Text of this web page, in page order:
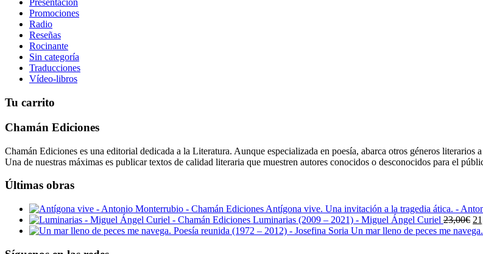
Presentación
Promociones
Radio
Reseñas
Rocinante
Sin categoría
Traducciones
Vídeo-libros
Tu carrito
Chamán Ediciones
Chamán Ediciones es una editorial dedicada a la Literatura. Aunque especializada en poesía, abarca otros géneros literarios
Una de nuestras máximas es publicar textos de calidad literaria que muestren autores conocidos o desconocidos para el
Últimas obras
Antígona vive. Una invitación a la tragedia ática. -
Luminarias (2009 – 2021) - Miguel Ángel Curiel 23,00€ El
Un mar lleno de peces me